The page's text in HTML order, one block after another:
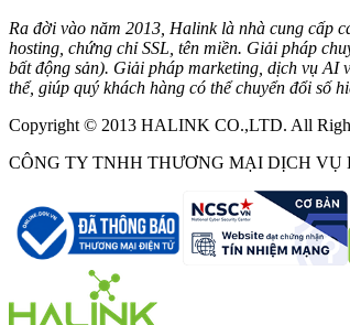
Ra đời vào năm 2013, Halink là nhà cung cấp
hosting, chứng chỉ SSL, tên miền. Giải pháp
bất động sản). Giải pháp marketing, dịch vụ
thể, giúp quý khách hàng có thể chuyển đổi số
Copyright © 2013 HALINK CO.,LTD. All
CÔNG TY TNHH THƯƠNG MẠI DỊCH VỤ